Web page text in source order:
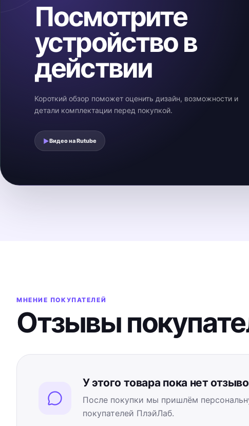
Посмотрите
устройство в
действии
Короткий обзор поможет оценить дизайн, возможности и
детали комплектации перед покупкой.
▶Видео наRutube
МНЕНИЕ ПОКУПАТЕЛЕЙ
Отзывы
У этого товара пока нет
После покупки мы пришлём
покупателей ПлэйЛаб.